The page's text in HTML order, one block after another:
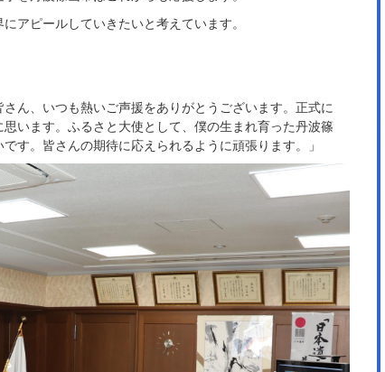
アピールしていきたいと考えています。
ん、いつも熱いご声援をありがとうございます。正式に
います。ふるさと大使として、僕の生まれ育った丹波篠
す。皆さんの期待に応えられるように頑張ります。」